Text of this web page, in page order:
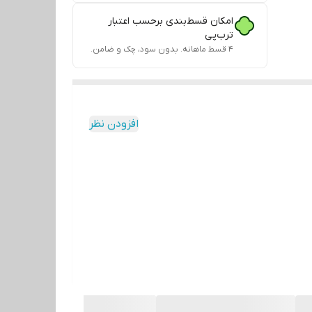
امکان قسط‌بندی برحسب اعتبار
ترب‌پی
۴ قسط ماهانه. بدون سود، چک و ضامن.
افزودن نظر